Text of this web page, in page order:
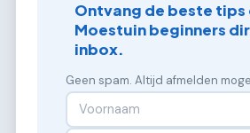
Ontvang de beste tips
Moestuin beginners
inbox.
Geen spam. Altijd afmelden